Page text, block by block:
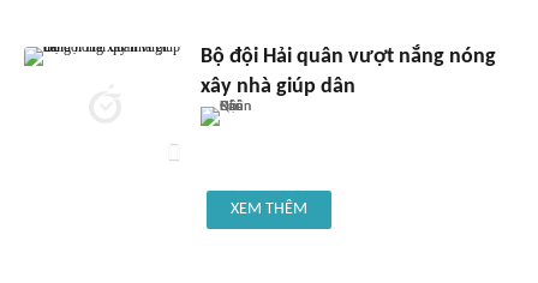
Bộ đội Hải quân vượt nắng nóng
xây nhà giúp dân
XEM THÊM